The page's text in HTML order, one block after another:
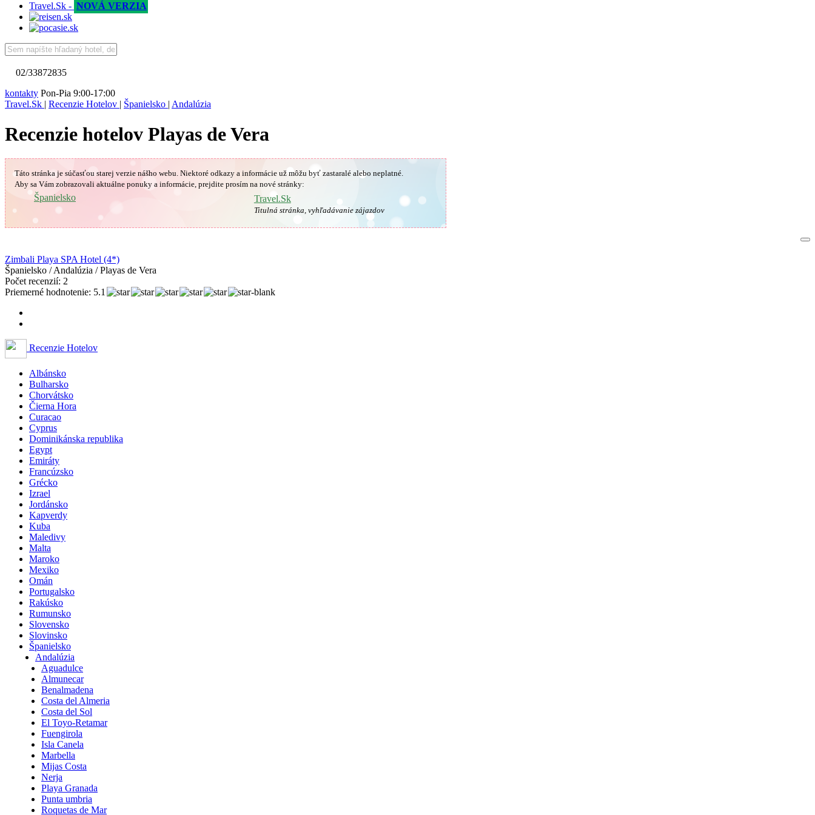
Travel.Sk - NOVÁ VERZIA
02/33872835
kontakty Pon-Pia 9:00-17:00
Travel.Sk | Recenzie Hotelov | Španielsko | Andalúzia
Recenzie hotelov Playas de Vera
Táto stránka je súčasťou starej verzie nášho webu. Niektoré odkazy a informácie už môžu byť zastaralé alebo neplatné.
Aby sa Vám zobrazovali aktuálne ponuky a informácie, prejdite prosím na nové stránky:
🇪🇸 Španielsko Travel.Sk
Titulná stránka, vyhľadávanie zájazdov
Zimbali Playa SPA Hotel (4*)
Španielsko / Andalúzia / Playas de Vera
Počet recenzií: 2
Priemerné hodnotenie: 5.1
Recenzie Hotelov
Albánsko
Bulharsko
Chorvátsko
Čierna Hora
Curacao
Cyprus
Dominikánska republika
Egypt
Emiráty
Francúzsko
Grécko
Izrael
Jordánsko
Kapverdy
Kuba
Maledivy
Malta
Maroko
Mexiko
Omán
Portugalsko
Rakúsko
Rumunsko
Slovensko
Slovinsko
Španielsko
Andalúzia
Aguadulce
Almunecar
Benalmadena
Costa del Almeria
Costa del Sol
El Toyo-Retamar
Fuengirola
Isla Canela
Marbella
Mijas Costa
Nerja
Playa Granada
Punta umbria
Roquetas de Mar